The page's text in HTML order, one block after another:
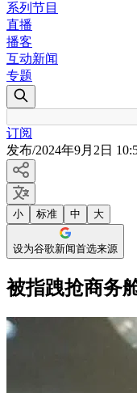
系列节目
直播
播客
互动新闻
专题
订阅
发布/2024年9月2日
小 标准 中 大
设为谷歌新闻首选来源
被指跩抢商务